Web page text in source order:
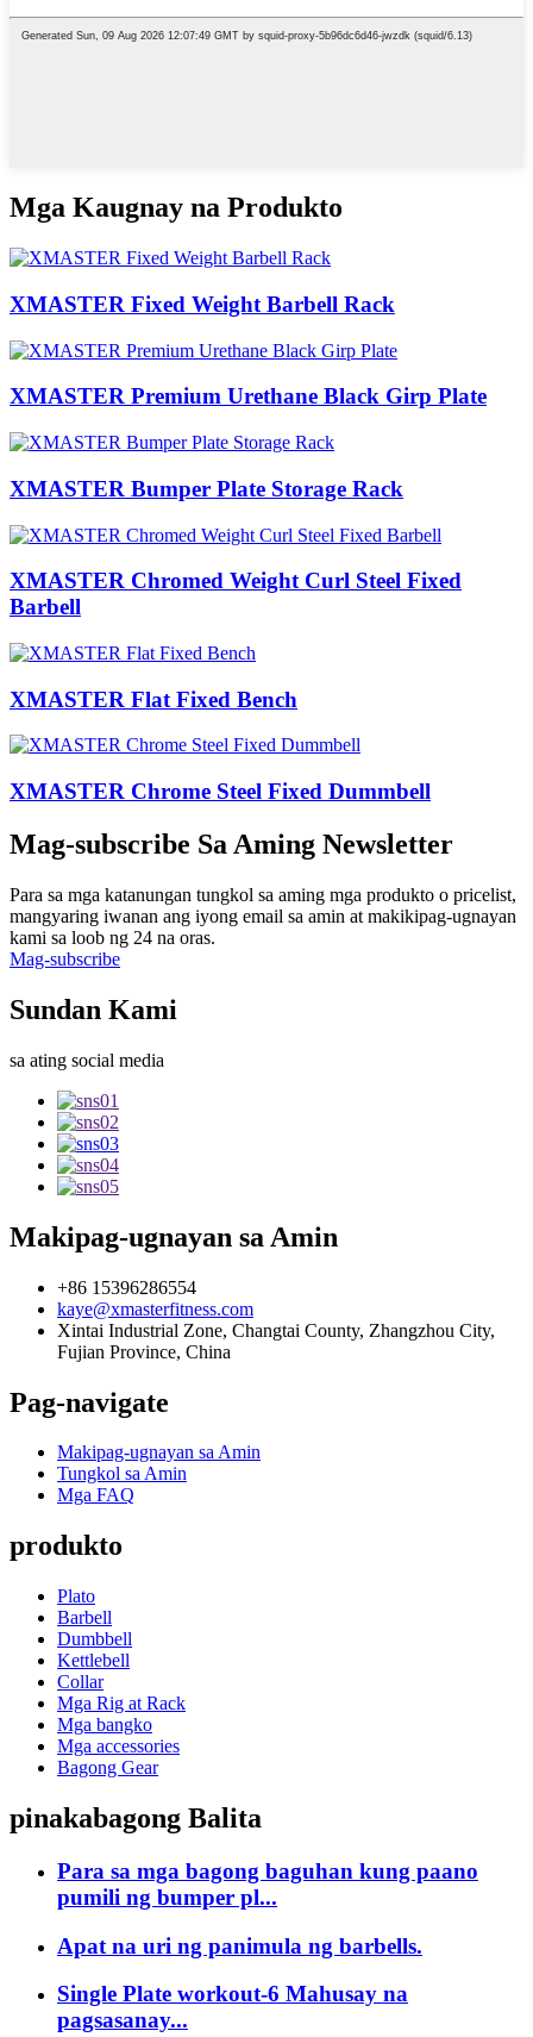
Mga Kaugnay na Produkto
XMASTER Fixed Weight Barbell Rack
XMASTER Premium Urethane Black Girp Plate
XMASTER Bumper Plate Storage Rack
XMASTER Chromed Weight Curl Steel Fixed
Barbell
XMASTER Flat Fixed Bench
XMASTER Chrome Steel Fixed Dummbell
Mag-subscribe Sa Aming Newsletter
Para sa mga katanungan tungkol sa aming mga produkto o pricelist,
mangyaring iwanan ang iyong email sa amin at makikipag-ugnayan
kami sa loob ng 24 na oras.
Mag-subscribe
Sundan Kami
sa ating social media
Makipag-ugnayan sa Amin
+86 15396286554
kaye@xmasterfitness.com
Xintai Industrial Zone, Changtai County, Zhangzhou City,
Fujian Province, China
Pag-navigate
Makipag-ugnayan sa Amin
Tungkol sa Amin
Mga FAQ
produkto
Plato
Barbell
Dumbbell
Kettlebell
Collar
Mga Rig at Rack
Mga bangko
Mga accessories
Bagong Gear
pinakabagong Balita
Para sa mga bagong baguhan kung paano
pumili ng bumper pl...
Apat na uri ng panimula ng barbells.
Single Plate workout-6 Mahusay na
pagsasanay...